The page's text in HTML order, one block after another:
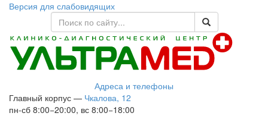
Версия для слабовидящих
Адреса и телефоны
Главный корпус — Чкалова, 12
пн-сб 8:00−20:00, вс 8:00−18:00